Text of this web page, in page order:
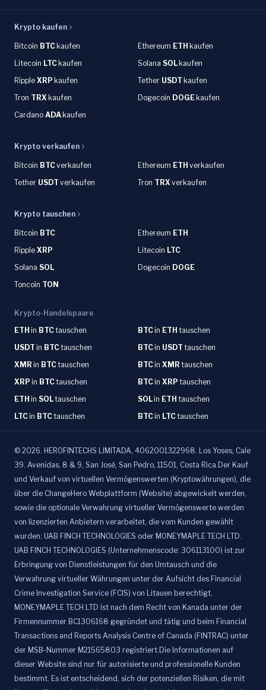
Krypto kaufen
Bitcoin BTC kaufen Ethereum ETH kaufen
Litecoin LTC kaufen Solana SOL kaufen
Ripple XRP kaufen Tether USDT kaufen
Tron TRX kaufen Dogecoin DOGE kaufen
Cardano ADA kaufen
Krypto verkaufen
Bitcoin BTCverkaufen Ethereum ETH verkaufen
Tether USDT verkaufen Tron TRXverkaufen
Krypto tauschen
Bitcoin BTC Ethereum ETH
Ripple XRP Litecoin LTC
Solana SOL Dogecoin DOGE
Toncoin TON
Krypto-Handelspaare
ETH in BTCtauschen BTCin ETH tauschen
USDT in BTCtauschen BTCin USDT tauschen
XMR in BTCtauschen BTCin XMR tauschen
XRP in BTCtauschen BTCin XRP tauschen
ETH in SOLtauschen SOLin ETH tauschen
LTCin BTCtauschen BTCin LTCtauschen
© 2026. HEROFINTECHS LIMITADA, 4062001322968. Los Yoses, Cale
39. Avenidas, 8 & 9, San José, San Pedro, 11501, Costa Rica.Der Kauf
und Verkauf von virtuellen Vermögenswerten (Kryptowährungen), die
über die ChangeHero Webplattform (Website) abgewickelt werden,
sowie die optionale Verwahrung virtueller Vermögenswerte werden
von lizenzierten Anbietern verarbeitet, die vom Kunden gewählt
wurden: UAB FINCH TECHNOLOGIES oder MONEYMAPLE TECH LTD.
UAB FINCH TECHNOLOGIES (Unternehmenscode: 306113100) ist zur
Erbringung von Dienstleistungen für den Umtausch und die
Verwahrung virtueller Währungen unter der Aufsicht des Financial
Crime Investigation Service (FCIS) von Litauen berechtigt.
MONEYMAPLE TECH LTD ist nach dem Recht von Kanada unter der
Firmennummer BC1306168 gegründet und tätig und beim Financial
Transactions and Reports Analysis Centre of Canada (FINTRAC) unter
der MSB-Nummer M21565803 registriert.Die Informationen auf
dieser Website sind nur für autorisierte und professionelle Kunden
bestimmt. Es ist entscheidend, sich der potenziellen Risiken, die mit